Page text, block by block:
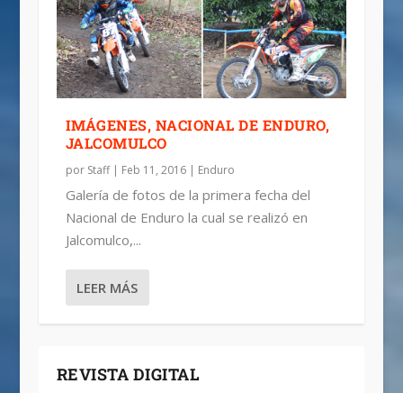
IMÁGENES, NACIONAL DE ENDURO,
JALCOMULCO
por Staff| Feb 11, 2016| Enduro
Galería de fotos de la primera fecha del
Nacional de Enduro la cual se realizó en
Jalcomulco,...
LEER MÁS
REVISTA DIGITAL